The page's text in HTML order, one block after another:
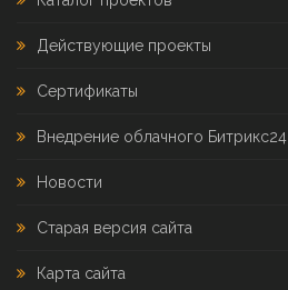
Действующие проекты
Сертификаты
Внедрение облачного Битрикс24
Новости
Старая версия сайта
Карта сайта